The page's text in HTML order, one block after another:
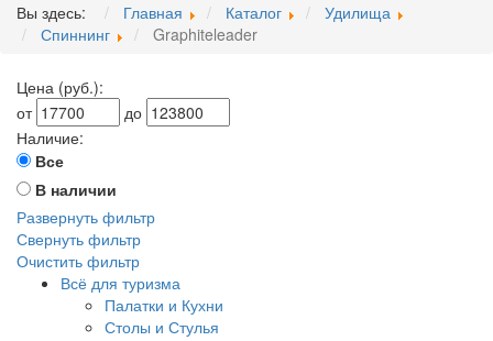
Вы здесь: Главная Каталог
Удилища
Спиннинг
Graphiteleader
Цена (руб.):
от
до
Наличие:
Все
В наличии
Развернуть фильтр
Свернуть фильтр
Очистить фильтр
Всё для туризма
Палатки и Кухни
Столы и Стулья